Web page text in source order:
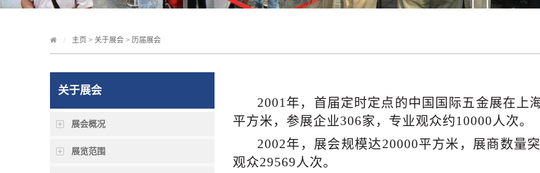
主页 > 关于展会 > 历届展会
关于展会
展会概况
展览范围
2001年，首届定时定点的中国国际五金展在上
平方米，参展企业306家，专业观众约10000人次。
2002年，展会规模达20000平方米，展商数量
观众29569人次。